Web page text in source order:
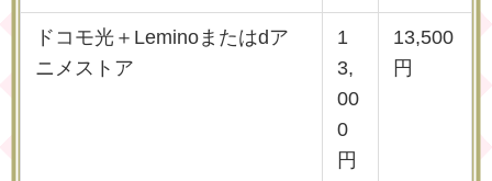
ドコモ光＋Leminoまたはdア
ニメストア
1
3,
00
0
円
13,500
円